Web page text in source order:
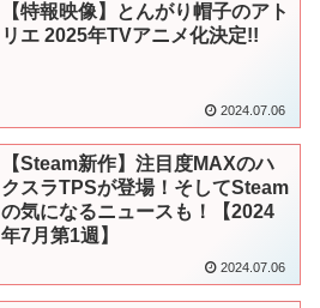
【特報映像】とんがり帽子のアト
リエ 2025年TVアニメ化決定!!
2024.07.06
【Steam新作】注目度MAXのハ
クスラTPSが登場！そしてSteam
の気になるニュースも！【2024
年7月第1週】
2024.07.06